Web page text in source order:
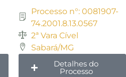
Processo n°: 0081907-
74.2001.8.13.0567
2ª Vara Cível
Sabará/MG
Detalhes do
Processo